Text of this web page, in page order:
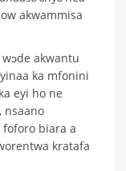
akwammisa
wɔde akwantu
ka mfonini
eyi ho ne
nsaano
foforo biara a
kratafa